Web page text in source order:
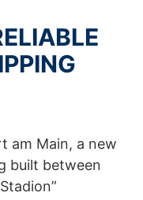
am Main, a new
built between
hanterar
outsourcing av vår
helt de tyska
när vi använder